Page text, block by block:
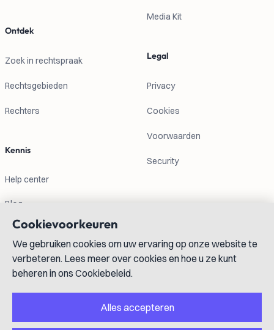
Ontdek
Zoek in rechtspraak
Rechtsgebieden
Rechters
Kennis
Help center
Blog
Media Kit
Legal
Privacy
Cookies
Voorwaarden
Security
Contactgegevens
info@lexboost.com
Cookievoorkeuren
We gebruiken cookies om uw ervaring op onze website te
verbeteren. Lees meer over cookies en hoe u ze kunt
beheren in ons Cookiebeleid.
Alles accepteren